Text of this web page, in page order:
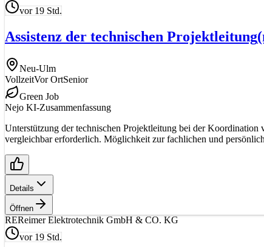
vor 19 Std.
Assistenz der technischen Projektleitung
Neu-Ulm
VollzeitVor OrtSenior
Green Job
Nejo KI-Zusammenfassung
Unterstützung der technischen Projektleitung bei der
vergleichbar erforderlich. Möglichkeit zur fachlichen und
Details
Öffnen
REReimer Elektrotechnik GmbH & CO. KG
vor 19 Std.